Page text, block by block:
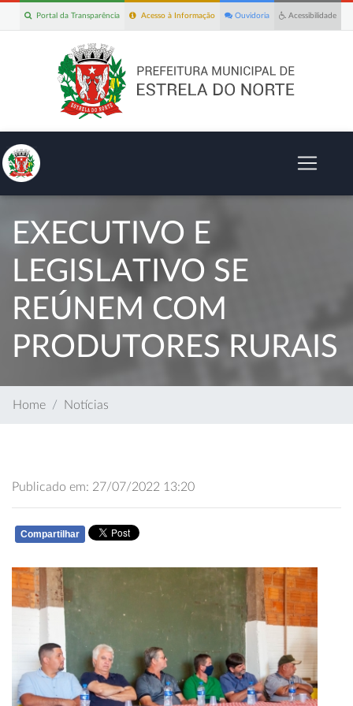
Acessibilidade
Ouvidoria
Acesso à Informação
Portal da Transparência
EXECUTIVO E
LEGISLATIVO SE
REÚNEM COM
PRODUTORES RURAIS
Home Notícias
Publicado em: 27/07/2022 13:20
Compartilhar